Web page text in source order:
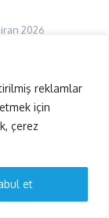
reklamlar
için
çerez
et
2026
Haber Dergisi X